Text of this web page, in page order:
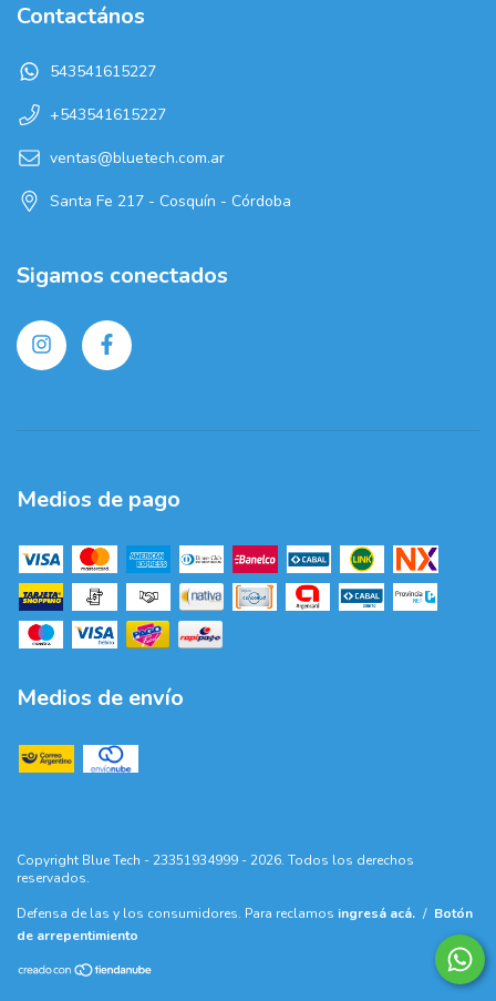
Contactános
543541615227
+543541615227
ventas@bluetech.com.ar
Santa Fe 217 - Cosquín - Córdoba
Sigamos conectados
Medios de pago
Medios de envío
Copyright Blue Tech - 23351934999 - 2026. Todos los derechos
reservados.
Defensa de las y los consumidores. Para reclamos ingresá acá. / Botón
de arrepentimiento